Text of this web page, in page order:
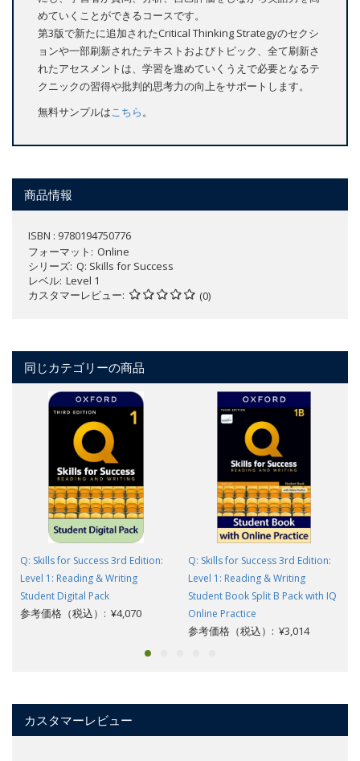
めていくことができるコースです。
第3版で新たに追加されたCritical Thinking Strategyのセクシ
ョンや一部刷新されたテキストおよびトピック、全て刷新さ
れたアセスメントは、学習を進めていくうえで必要となるテ
クニックの習得や批判的思考力の向上をサポートします。
無料サンプルはこちら。
商品情報
ISBN : 9780194750776
フォーマット
Online
シリーズ Q: Skills for Success
レベル Level 1
カスタマーレビュー
(0)
同じカテゴリーの商品
Q: Skills for Success 3rd Edition:
Level 1: Reading & Writing
Student Digital Pack
参考価格（税込）: ¥4,070
Q: Skills for Success 3rd Edition:
Level 1: Reading & Writing
Student Book Split B Pack with IQ
Online Practice
参考価格（税込）: ¥3,014
カスタマーレビュー